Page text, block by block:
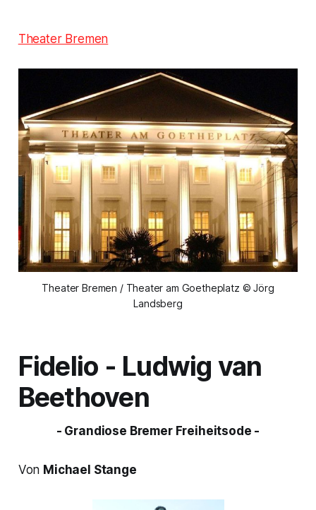
Theater Bremen
Theater Bremen / Theater am Goetheplatz © Jörg
Landsberg
Fidelio - Ludwig van
Beethoven
- Grandiose Bremer Freiheitsode -
Von Michael Stange